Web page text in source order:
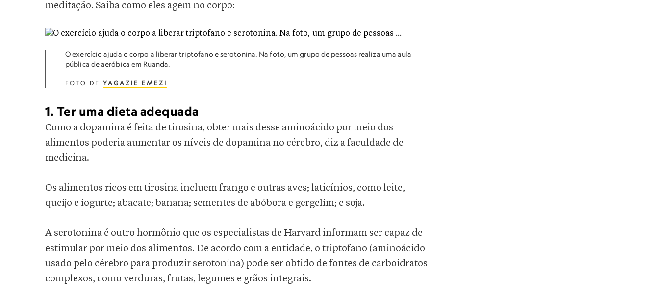
meditação. Saiba como eles agem no corpo:
O exercício ajuda o corpo a liberar triptofano e serotonina. Na foto, um grupo de pessoas realiza uma aula
pública de aeróbica em Ruanda.
FOTO DE YAGAZIE EMEZI
1. Ter uma dieta adequada
Como a dopamina é feita de tirosina, obter mais desse aminoácido por meio dos
alimentos poderia aumentar os níveis de dopamina no cérebro, diz a faculdade de
medicina.
Os alimentos ricos em tirosina incluem frango e outras aves; laticínios, como leite,
queijo e iogurte; abacate; banana; sementes de abóbora e gergelim; e soja.
A serotonina é outro hormônio que os especialistas de Harvard informam ser capaz de
estimular por meio dos alimentos. De acordo com a entidade, o triptofano (aminoácido
usado pelo cérebro para produzir serotonina) pode ser obtido de fontes de carboidratos
complexos, como verduras, frutas, legumes e grãos integrais.